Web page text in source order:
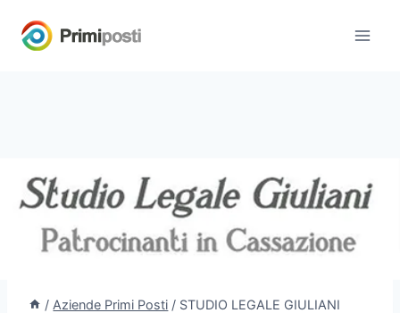
/ Aziende Primi Posti / STUDIO LEGALE GIULIANI